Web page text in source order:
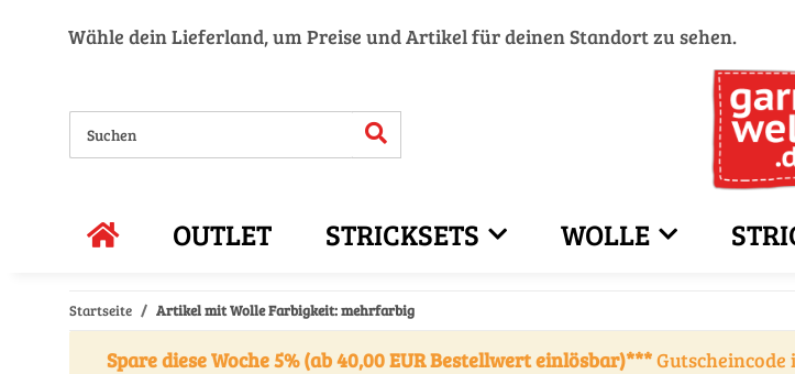
Wähle dein Lieferland, um Preise und Artikel für deinen Standort zu sehen.
OUTLET STRICKSETS WOLLE
Startseite Artikel mit Wolle Farbigkeit: mehrfarbig
Spare diese Woche 5% (ab 40,00 EUR Bestellwert einlösbar)***Gutscheincode